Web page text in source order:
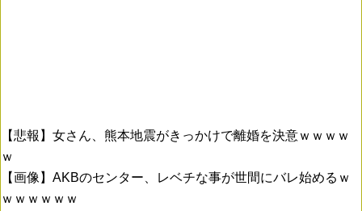
【悲報】女さん、熊本地震がきっかけで離婚を決意ｗｗｗｗ
ｗ
【画像】AKBのセンター、レベチな事が世間にバレ始めるｗ
ｗｗｗｗｗｗ